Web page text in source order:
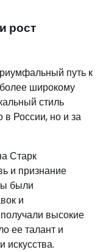
рост
путь к
широкому
стиль
в России, но и за
Старк
и признание
были
и
высокие
ее талант и
искусства.